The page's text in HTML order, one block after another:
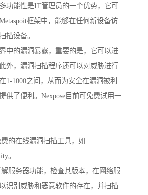
功能性是IT管理员的一个优势，它可
框架中，能够在任何新设备访
描设备。
中的漏洞暴露，重要的是，它可以进
外，漏洞扫描程序还可以对威胁进行
1-1000之间，从而为安全在漏洞被利
供了便利。Nexpose目前可免费试用一
的在线漏洞扫描工具，如
。
服务器功能，检查其版本，在网络服
识别威胁和恶意软件的存在，并扫描